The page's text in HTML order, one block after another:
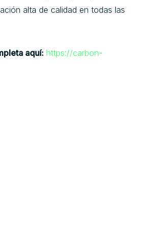
alta de calidad en todas las
aquí: https://carbon-